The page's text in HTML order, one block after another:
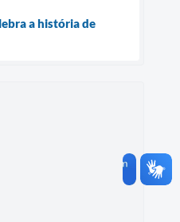
a história de